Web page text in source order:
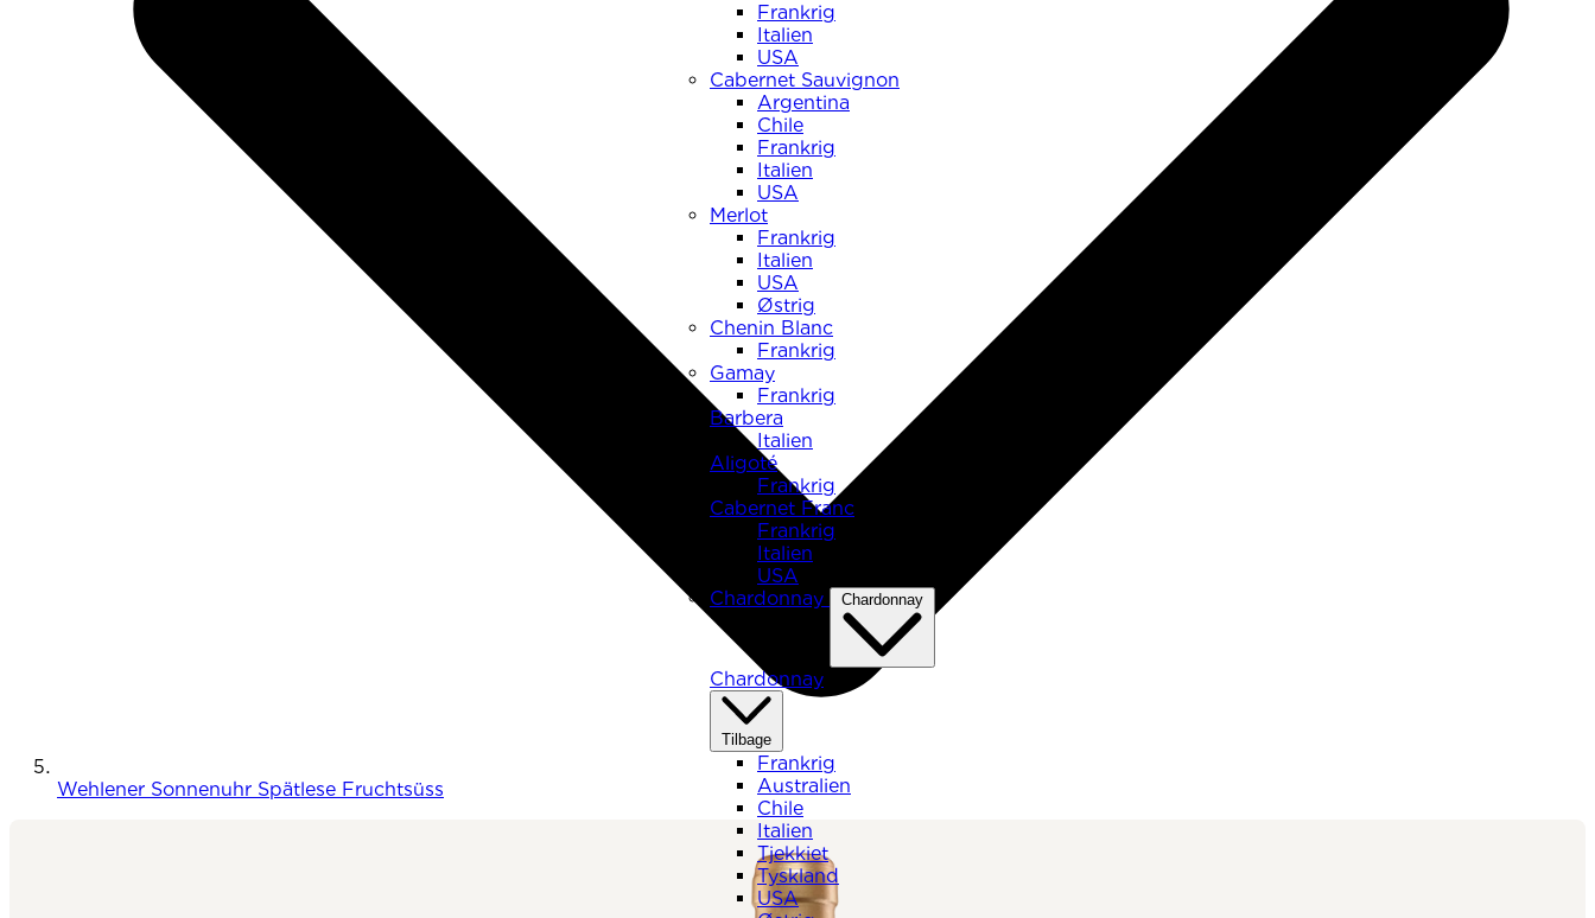
Frankrig
Italien
USA
Cabernet Sauvignon
Argentina
Chile
Frankrig
Italien
USA
Merlot
Frankrig
Italien
USA
Østrig
Chenin Blanc
Frankrig
Gamay
Frankrig
Barbera
Italien
Aligoté
Frankrig
Cabernet Franc
Frankrig
Italien
USA
Chardonnay
Chardonnay
Chardonnay
Tilbage
Frankrig
Australien
Chile
Italien
Tjekkiet
Tyskland
USA
Wehlener Sonnenuhr Spätlese Fruchtsüss